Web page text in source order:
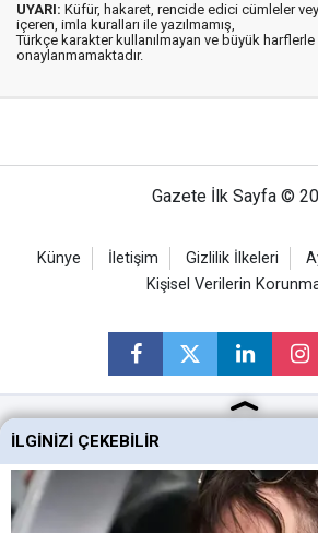
UYARI: Küfür, hakaret, rencide edici cümleler
içeren, imla kuralları ile yazılmamış,
Türkçe karakter kullanılmayan ve büyük harflerle
onaylanmamaktadır.
Gazete İlk Sayfa ©
Künye İletişim Gizlilik İlkeleri
Kişisel Verilerin
Ankara Haberleri
Keçiören Haberleri
Altındağ Haberleri
İLGINIZI ÇEKEBILIR